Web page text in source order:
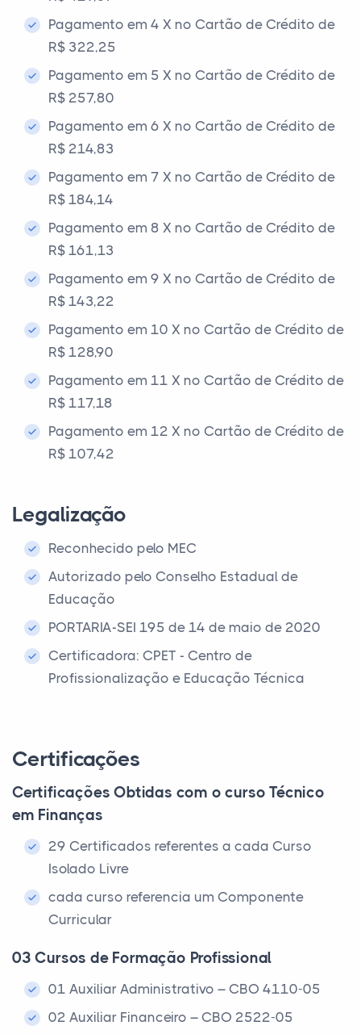
Pagamento em 4 X no Cartão de Crédito de
R$ 322,25
Pagamento em 5 X no Cartão de Crédito de
R$ 257,80
Pagamento em 6 X no Cartão de Crédito de
R$ 214,83
Pagamento em 7 X no Cartão de Crédito de
R$ 184,14
Pagamento em 8 X no Cartão de Crédito de
R$ 161,13
Pagamento em 9 X no Cartão de Crédito de
R$ 143,22
Pagamento em 10 X no Cartão de Crédito de
R$ 128,90
Pagamento em 11 X no Cartão de Crédito de
R$ 117,18
Pagamento em 12 X no Cartão de Crédito de
R$ 107,42
Legalização
Reconhecido pelo MEC
Autorizado pelo Conselho Estadual de
Educação
PORTARIA-SEI 195 de 14 de maio de 2020
Certificadora: CPET - Centro de
Profissionalização e Educação Técnica
Certificações
Certificações Obtidas com o curso Técnico
em Finanças
29 Certificados referentes a cada Curso
Isolado Livre
cada curso referencia um Componente
Curricular
03 Cursos de Formação Profissional
01 Auxiliar Administrativo – CBO 4110-05
02 Auxiliar Financeiro – CBO 2522-05